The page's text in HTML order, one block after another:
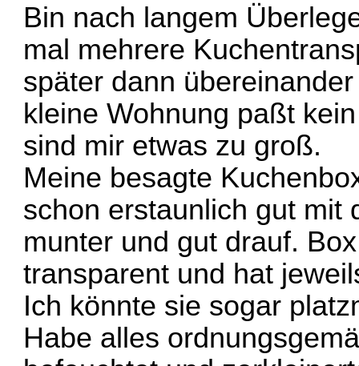
Bin nach langem
mal mehrere
später dann
kleine Wohnung paßt
sind mir etwas zu groß.
Meine besagte
schon erstaunlich gut mit
munter und gut drauf.
transparent und hat
Ich könnte sie sogar
Habe alles